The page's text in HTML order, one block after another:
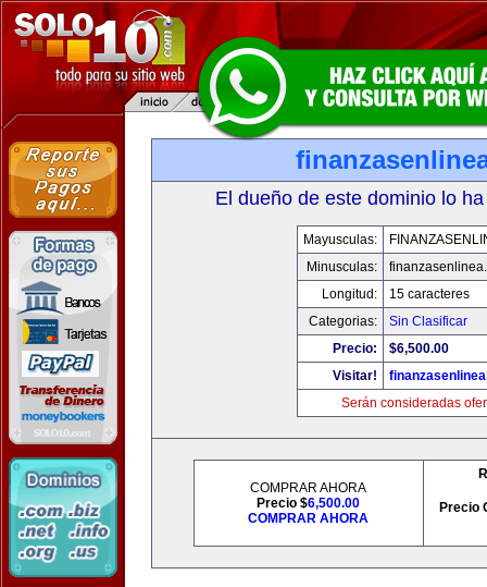
El dueño de este dominio lo
Mayusculas:
Minusculas:
Longitud:
15 caracteres
Categorias:
Sin Clasificar
Precio:
$6,500.00
Visitar!
Serán consideradas
COMPRAR AHORA
Precio $6,500.00
COMPRAR AHORA
Precio